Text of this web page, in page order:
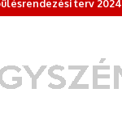
terv 2024